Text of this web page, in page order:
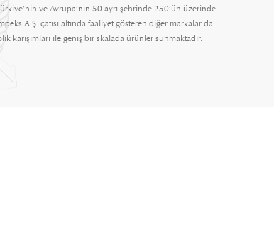
ve Avrupa’nın 50 ayrı şehrinde 250’ün üzerinde
A.Ş. çatısı altında faaliyet gösteren diğer markalar da
karışımları ile geniş bir skalada ürünler sunmaktadır.